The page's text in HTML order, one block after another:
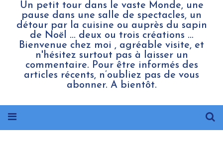
Un petit tour dans le vaste Monde, une
pause dans une salle de spectacles, un
détour par la cuisine ou auprès du sapin
de Noël ... deux ou trois créations …
Bienvenue chez moi , agréable visite, et
n'hésitez surtout pas à laisser un
commentaire. Pour être informés des
articles récents, n’oubliez pas de vous
abonner. A bientôt.